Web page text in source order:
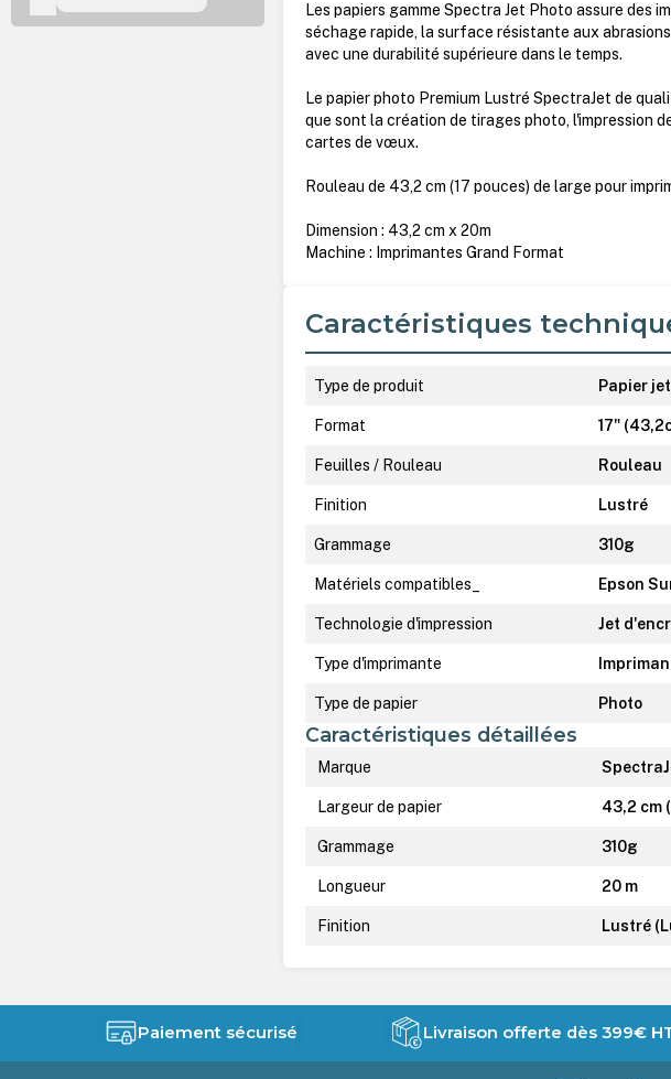
Les papiers gamme Spectra Jet Photo assure des
séchage rapide, la surface résistante aux
avec une durabilité supérieure dans le temps.
Le papier photo Premium Lustré SpectraJet de
que sont la création de tirages photo, l'impression
cartes de vœux.
Rouleau de 43,2 cm (17 pouces) de large pour
Dimension : 43,2 cm x 20m
Machine : Imprimantes Grand Format
Caractéristiques
Type de produit Papier
Format 17"
Feuilles / Rouleau Rouleau
Finition Lustré
Grammage 310g
Matériels compatibles_ Epson
Technologie d'impression Jet
Type d'imprimante
Type de papier Photo
Caractéristiques détaillées
Marque
Largeur de papier 43,2 cm
Grammage 310g
Longueur 20 m
Finition Lustré
Paiement sécurisé Livraison offerte dès 399€